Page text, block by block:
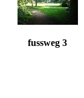
fussweg 3